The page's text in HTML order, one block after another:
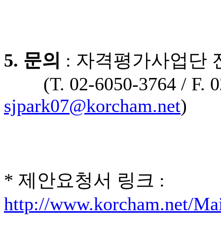
5. 문의 : 자격평가사업단
(T. 02-6050-3764 / F.
sjpark07@korcham.net)
* 제안요청서 링크 :
http://www.korcham.net/